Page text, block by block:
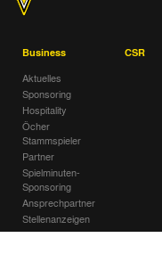
Business
Aktuelles
Sponsoring
Hospitality
Öcher
Stammspieler
Partner
Spielminuten-
Sponsoring
Ansprechpartner
Stellenanzeigen
Jobbörse
CSR